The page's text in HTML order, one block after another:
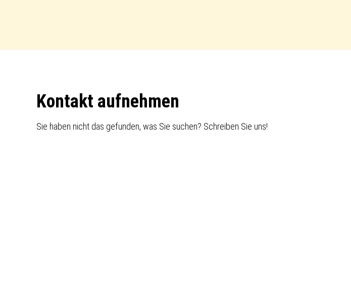
FooterKontakt aufnehmen
Sie haben nicht das gefunden, was Sie suchen? Schreiben Sie uns!